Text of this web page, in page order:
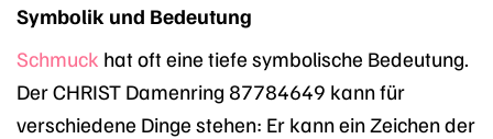
Symbolik und Bedeutung
Schmuck hat oft eine tiefe symbolische Bedeutung.
Der CHRIST Damenring 87784649 kann für
verschiedene Dinge stehen: Er kann ein Zeichen der